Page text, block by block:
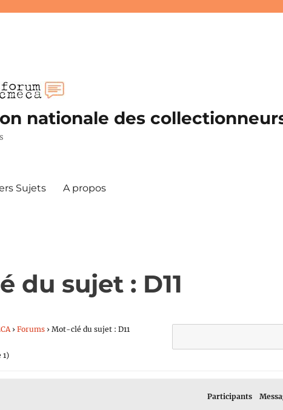
nationale des
Sujets A propos
du sujet : D11
› Forums › Mot-clé du sujet : D11
1)
Participants